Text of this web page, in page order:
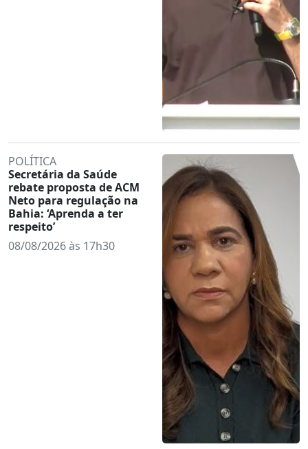
POLÍTICA
Secretária da Saúde
rebate proposta de ACM
Neto para regulação na
Bahia: ‘Aprenda a ter
respeito’
08/08/2026 às 17h30